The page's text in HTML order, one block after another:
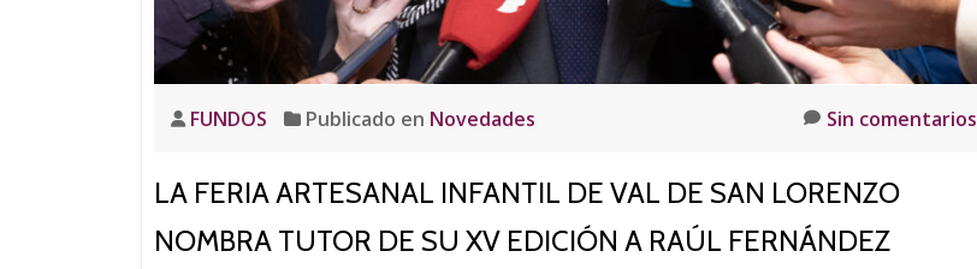
FUNDOS Publicado en Novedades Sin comentarios
LA FERIA ARTESANAL INFANTIL DE VAL DE SAN LORENZO
NOMBRA TUTOR DE SU XV EDICIÓN A RAÚL FERNÁNDEZ